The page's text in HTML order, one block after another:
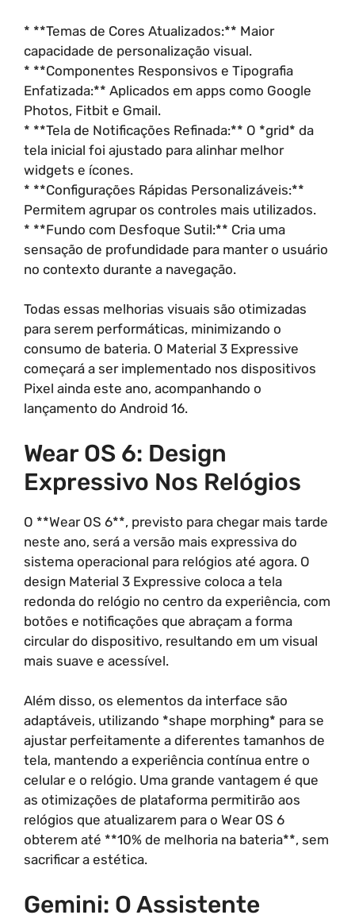
* **Temas de Cores Atualizados:** Maior
capacidade de personalização visual.
* **Componentes Responsivos e Tipografia
Enfatizada:** Aplicados em apps como Google
Photos, Fitbit e Gmail.
* **Tela de Notificações Refinada:** O *grid* da
tela inicial foi ajustado para alinhar melhor
widgets e ícones.
* **Configurações Rápidas Personalizáveis:**
Permitem agrupar os controles mais utilizados.
* **Fundo com Desfoque Sutil:** Cria uma
sensação de profundidade para manter o usuário
no contexto durante a navegação.
Todas essas melhorias visuais são otimizadas
para serem performáticas, minimizando o
consumo de bateria. O Material 3 Expressive
começará a ser implementado nos dispositivos
Pixel ainda este ano, acompanhando o
lançamento do Android 16.
Wear OS 6: Design
Expressivo Nos Relógios
O **Wear OS 6**, previsto para chegar mais tarde
neste ano, será a versão mais expressiva do
sistema operacional para relógios até agora. O
design Material 3 Expressive coloca a tela
redonda do relógio no centro da experiência, com
botões e notificações que abraçam a forma
circular do dispositivo, resultando em um visual
mais suave e acessível.
Além disso, os elementos da interface são
adaptáveis, utilizando *shape morphing* para se
ajustar perfeitamente a diferentes tamanhos de
tela, mantendo a experiência contínua entre o
celular e o relógio. Uma grande vantagem é que
as otimizações de plataforma permitirão aos
relógios que atualizarem para o Wear OS 6
obterem até **10% de melhoria na bateria**, sem
sacrificar a estética.
Gemini: O Assistente